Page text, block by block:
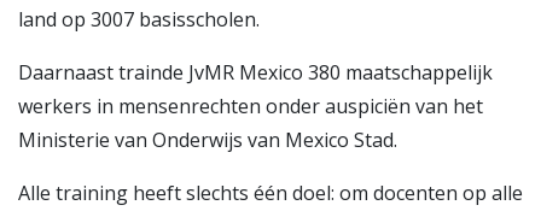
land op 3007 basisscholen.
Daarnaast trainde JvMR Mexico 380 maatschappelijk
werkers in mensenrechten onder auspiciën van het
Ministerie van Onderwijs van Mexico Stad.
Alle training heeft slechts één doel: om docenten op alle